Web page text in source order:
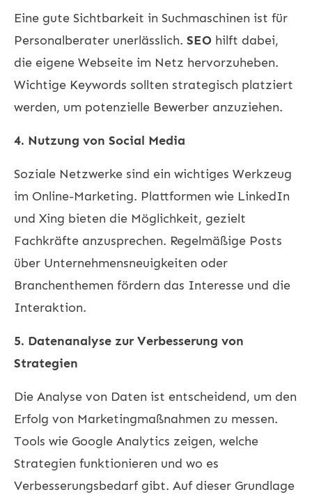
Eine gute Sichtbarkeit in Suchmaschinen ist für
Personalberater unerlässlich. SEO hilft dabei,
die eigene Webseite im Netz hervorzuheben.
Wichtige Keywords sollten strategisch platziert
werden, um potenzielle Bewerber anzuziehen.
4. Nutzung von Social Media
Soziale Netzwerke sind ein wichtiges Werkzeug
im Online-Marketing. Plattformen wie LinkedIn
und Xing bieten die Möglichkeit, gezielt
Fachkräfte anzusprechen. Regelmäßige Posts
über Unternehmensneuigkeiten oder
Branchenthemen fördern das Interesse und die
Interaktion.
5. Datenanalyse zur Verbesserung von
Strategien
Die Analyse von Daten ist entscheidend, um den
Erfolg von Marketingmaßnahmen zu messen.
Tools wie Google Analytics zeigen, welche
Strategien funktionieren und wo es
Verbesserungsbedarf gibt. Auf dieser Grundlage